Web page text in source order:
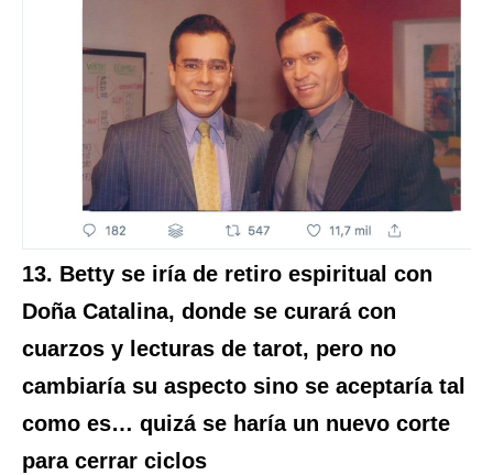
13. Betty se iría de retiro espiritual con
Doña Catalina, donde se curará con
cuarzos y lecturas de tarot, pero no
cambiaría su aspecto sino se aceptaría tal
como es… quizá se haría un nuevo corte
para cerrar ciclos